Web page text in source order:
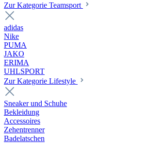
Zur Kategorie Teamsport
adidas
Nike
PUMA
JAKO
ERIMA
UHLSPORT
Zur Kategorie Lifestyle
Sneaker und Schuhe
Bekleidung
Accessoires
Zehentrenner
Badelatschen